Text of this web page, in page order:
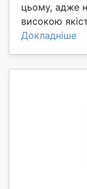
цьому, адже
високою
Докладніше